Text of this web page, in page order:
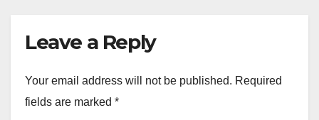
Leave a Reply
Your email address will not be published. Required
fields are marked *